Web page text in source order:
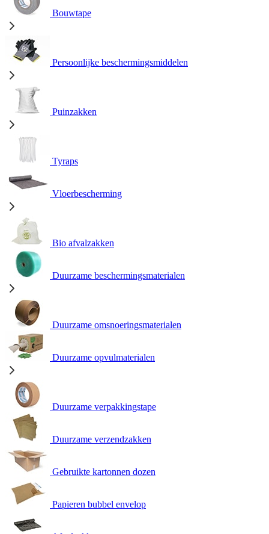
Bouwtape
Persoonlijke beschermingsmiddelen
Puinzakken
Tyraps
Vloerbescherming
Bio afvalzakken
Duurzame beschermingsmaterialen
Duurzame omsnoeringsmaterialen
Duurzame opvulmaterialen
Duurzame verpakkingstape
Duurzame verzendzakken
Gebruikte kartonnen dozen
Papieren bubbel envelop